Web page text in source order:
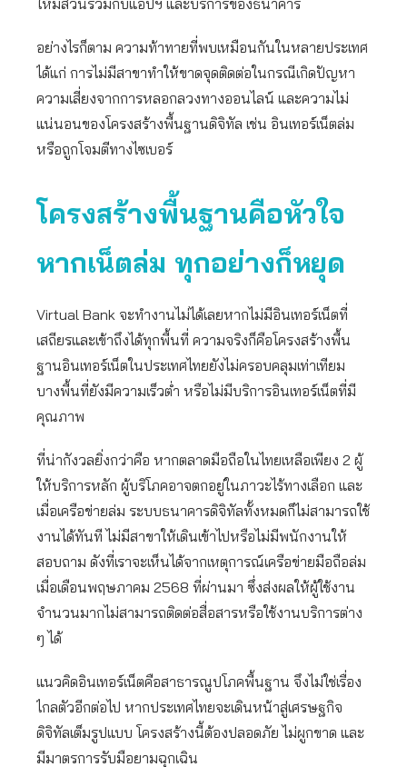
ให้มีส่วนร่วมกับแอปฯ และบริการของธนาคาร
อย่างไรก็ตาม ความท้าทายที่พบเหมือนกันในหลายประเทศ
ได้แก่ การไม่มีสาขาทำให้ขาดจุดติดต่อในกรณีเกิดปัญหา
ความเสี่ยงจากการหลอกลวงทางออนไลน์ และความไม่
แน่นอนของโครงสร้างพื้นฐานดิจิทัล เช่น อินเทอร์เน็ตล่ม
หรือถูกโจมตีทางไซเบอร์
โครงสร้างพื้นฐานคือหัวใจ
หากเน็ตล่ม ทุกอย่างก็หยุด
Virtual Bank จะทำงานไม่ได้เลยหากไม่มีอินเทอร์เน็ตที่
เสถียรและเข้าถึงได้ทุกพื้นที่ ความจริงก็คือโครงสร้างพื้น
ฐานอินเทอร์เน็ตในประเทศไทยยังไม่ครอบคลุมเท่าเทียม
บางพื้นที่ยังมีความเร็วต่ำ หรือไม่มีบริการอินเทอร์เน็ตที่มี
คุณภาพ
ที่น่ากังวลยิ่งกว่าคือ หากตลาดมือถือในไทยเหลือเพียง 2 ผู้
ให้บริการหลัก ผู้บริโภคอาจตกอยู่ในภาวะไร้ทางเลือก และ
เมื่อเครือข่ายล่ม ระบบธนาคารดิจิทัลทั้งหมดก็ไม่สามารถใช้
งานได้ทันที ไม่มีสาขาให้เดินเข้าไปหรือไม่มีพนักงานให้
สอบถาม ดังที่เราจะเห็นได้จากเหตุการณ์เครือข่ายมือถือล่ม
เมื่อเดือนพฤษภาคม 2568 ที่ผ่านมา ซึ่งส่งผลให้ผู้ใช้งาน
จำนวนมากไม่สามารถติดต่อสื่อสารหรือใช้งานบริการต่าง
ๆ ได้
แนวคิดอินเทอร์เน็ตคือสาธารณูปโภคพื้นฐาน จึงไม่ใช่เรื่อง
ไกลตัวอีกต่อไป หากประเทศไทยจะเดินหน้าสู่เศรษฐกิจ
ดิจิทัลเต็มรูปแบบ โครงสร้างนี้ต้องปลอดภัย ไม่ผูกขาด และ
มีมาตรการรับมือยามฉุกเฉิน